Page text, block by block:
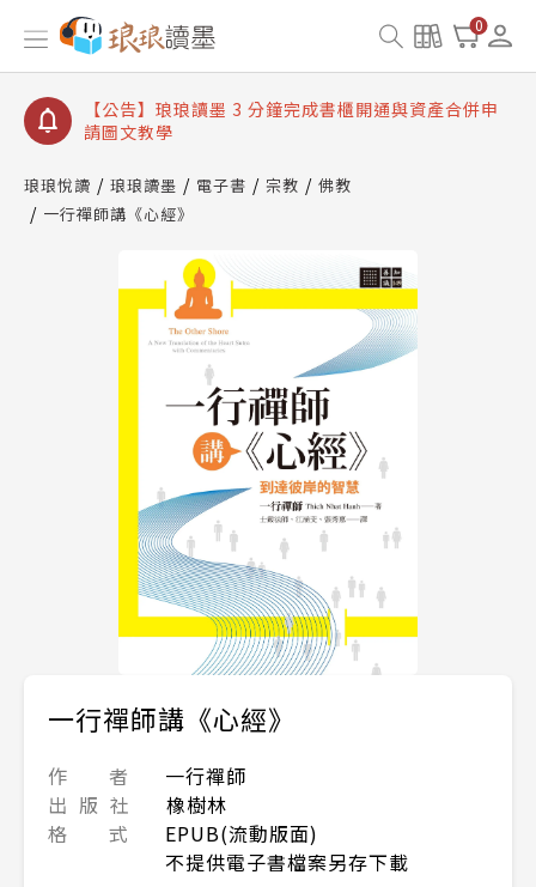
0
【公告】琅琅讀墨數位閱讀資產合併與書櫃開通申請
【公告】琅琅讀墨書櫃開通常見問題
【公告】琅琅讀墨 3 分鐘完成書櫃開通與資產合併申
請圖文教學
查詢
【公告】琅琅讀墨數位閱讀資產合併與書櫃開通申請
琅琅悅讀 琅琅讀墨 電子書 宗教
佛教
一行禪師講《心經》
一行禪師講《心經》
作 者
一行禪師
出 版 社
橡樹林
格 式
EPUB(流動版面)
不提供電子書檔案另存下載